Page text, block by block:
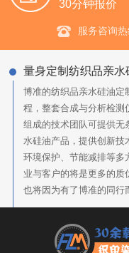
30分钟报价
服务咨询热
量身定制纺织品亲
博准的纺织品亲水硅油定
程，整套合成与分析检测
组成的技术团队可提供无
水硅油产品，提供创新技
环境保护、节能减排等多
业与客户的将是更多的质
也将因为有了博准的同